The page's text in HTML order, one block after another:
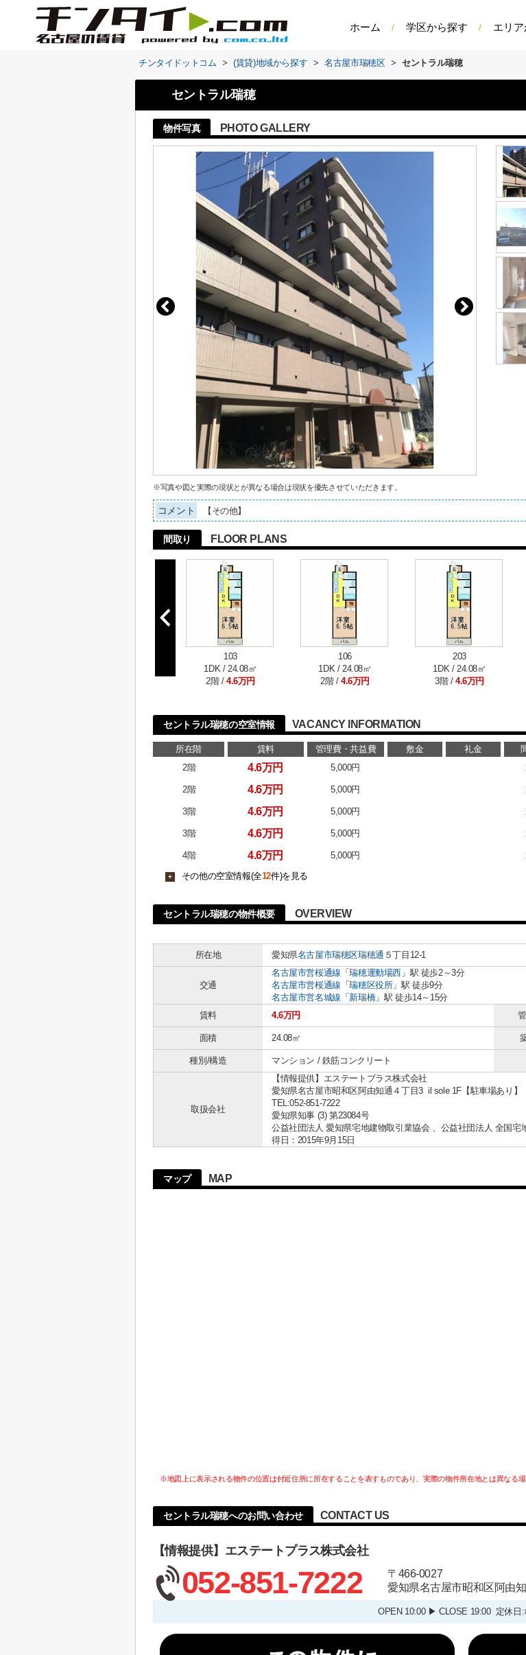
ホーム 学区から探す エリ
チンタイドットコム > (賃貸)地域から探す > 名古屋市瑞穂区 > セントラル瑞穂
セントラル瑞穂
物件写真 PHOTO GALLERY
※写真や図と実際の現状とが異なる場合は現状を優先させていただきます。
コメント 【その他】
間取り FLOOR PLANS
103
1DK / 24.08㎡
2階 / 4.6万円
106
1DK / 24.08㎡
2階 / 4.6万円
203
1DK / 24.08㎡
3階 / 4.6万円
セントラル瑞穂の空室情報 VACANCY INFORMATION
所在階 賃料 管理費・共益費 敷金 礼金
2階
4.6万円 5,000円
2階 4.6万円 5,000円
3階 4.6万円 5,000円
3階 4.6万円 5,000円
4階 4.6万円 5,000円
+ その他の空室情報(全12件)を見る
セントラル瑞穂の物件概要 OVERVIEW
所在地
愛知県名古屋市瑞穂区瑞穂通 ５丁目12-1
交通
名古屋市営桜通線 「瑞穂運動場西 」駅 徒歩2～3分
名古屋市営桜通線 「瑞穂区役所」駅 徒歩9分
名古屋市営名城線 「 新瑞橋」駅 徒歩14～15分
賃料
4.6万円
面積 24.08㎡
種別/構造 マンション / 鉄筋コンクリート
取扱会社
【情報提供】エステートプラス株式会社
愛知県名古屋市昭和区阿由知通４丁目3 il sole 1F【駐車場あり】
TEL:052-851-7222
愛知県知事 (3) 第23084号
公益社団法人 愛知県宅地建物取引業協会 、公益社団法人 全国
得日：2015年9月15日
マップ MAP
※地図上に表示される物件の位置は付近住所に所在することを表すものであり、実際の物件所在地とは異なる場
セントラル瑞穂へのお問い合わせ CONTACT US
【情報提供】エステートプラス株式会社
052-851-7222
〒466-0027
愛知県名古屋市昭和区阿由
OPEN 10:00 ▶ CLOSE 19:00 定休日: